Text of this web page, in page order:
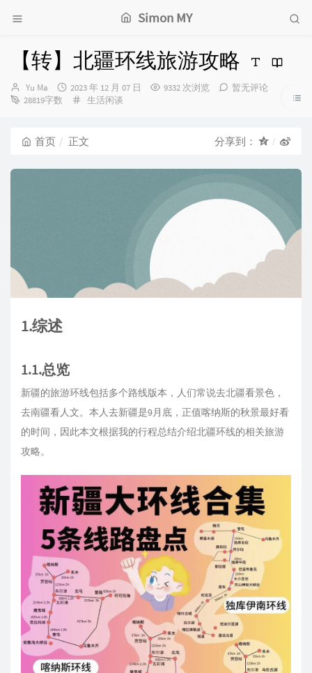
Simon MY
【转】北疆环线旅游攻略
博
主：
Yu Ma
发
布
2023 年 12 月 07 日 9332 次浏览
暂无评论
28819字数
分
生活闲谈
首页 正文 分享到：
1.综述
1.1.总览
新疆的旅游环线包括多个路线版本，人们常说去北疆看景色，
去南疆看人文。本人去新疆是9月底，正值喀纳斯的秋景最好看
的时间，因此本文根据我的行程总结介绍北疆环线的相关旅游
攻略。